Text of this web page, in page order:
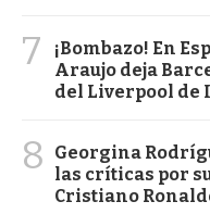
7
¡Bombazo! En
Araujo deja
del Liverpool
8
Georgina
las críticas por
Cristiano